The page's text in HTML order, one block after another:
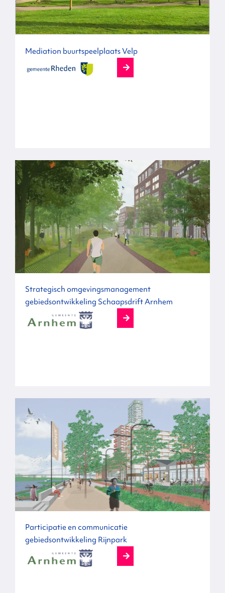
Mediation buurtspeelplaats Velp
Strategisch omgevingsmanagement
gebiedsontwikkeling Schaapsdrift Arnhem
Participatie en communicatie
gebiedsontwikkeling Rijnpark